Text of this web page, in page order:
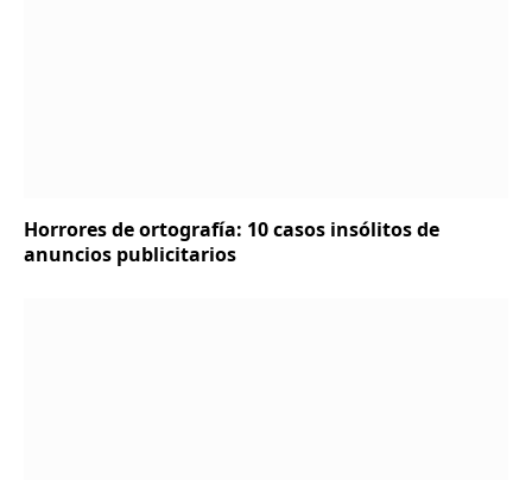
Horrores de ortografía: 10 casos insólitos de
anuncios publicitarios